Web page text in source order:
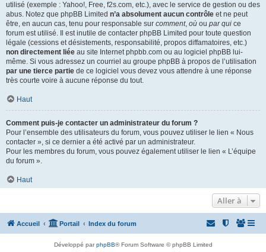
utilisé (exemple : Yahoo!, Free, f2s.com, etc.), avec le service de gestion ou des
abus. Notez que phpBB Limited n’a absolument aucun contrôle et ne peut
être, en aucun cas, tenu pour responsable sur comment, où ou par qui ce
forum est utilisé. Il est inutile de contacter phpBB Limited pour toute question
légale (cessions et désistements, responsabilité, propos diffamatoires, etc.)
non directement liée au site Internet phpbb.com ou au logiciel phpBB lui-
même. Si vous adressez un courriel au groupe phpBB à propos de l’utilisation
par une tierce partie de ce logiciel vous devez vous attendre à une réponse
très courte voire à aucune réponse du tout.
Haut
Comment puis-je contacter un administrateur du forum ?
Pour l’ensemble des utilisateurs du forum, vous pouvez utiliser le lien « Nous
contacter », si ce dernier a été activé par un administrateur.
Pour les membres du forum, vous pouvez également utiliser le lien « L’équipe
du forum ».
Haut
Aller à
Accueil Portail Index du forum
Développé parphpBB® Forum Software © phpBB Limited